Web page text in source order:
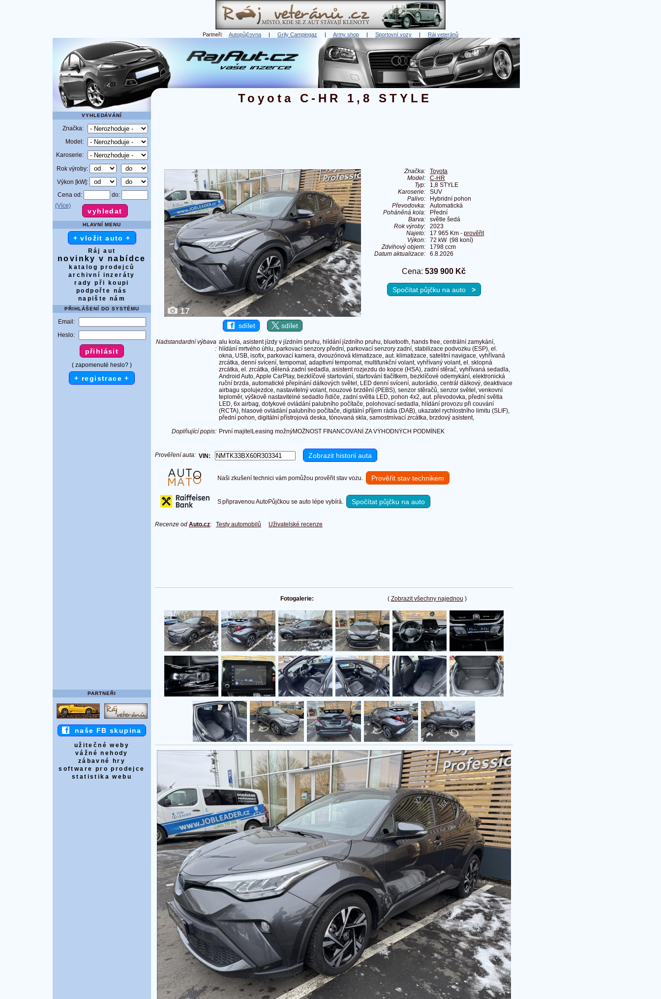
Partneři: Autopůjčovna | Grily Campingaz | Army shop | Sportovní vozy | Ráj veteránů
Toyota C-HR 1,8 STYLE
VYHLEDÁVÁNÍ
Značka:
Model:
Karoserie:
Rok výroby:
Výkon [kW]:
Cena od:
do:
(Více)
HLAVNÍ MENU
+ vložit auto +
Ráj aut
novinky v nabídce
katalog prodejců
archivní inzeráty
rady při koupi
podpořte nás
napište nám
PŘIHLÁŠENÍ DO SYSTÉMU
Email:
Heslo:
( zapomenuté heslo? )
+ registrace +
PARTNEŘI
naše FB skupina
užitečné weby
vážné nehody
zábavné hry
software pro prodejce
statistika webu
17
sdílet sdílet
Značka:
Toyota
Model:
C-HR
Typ:
1,8 STYLE
Karoserie:
SUV
Palivo:
Hybridní pohon
Převodovka:
Automatická
Poháněná kola:
Přední
Barva:
světle šedá
Rok výroby:
2023
Najeto:
17 965 Km - prověřit
Výkon:
72 kW (98 koní)
Zdvihový objem:
1798 ccm
Datum aktualizace:
6.8.2026
Cena: 539 900 Kč
Spočítat půjčku na auto >
Nadstandardní výbava
:
alu kola, asistent jízdy v jízdním pruhu, hlídání jízdního pruhu, bluetooth, hands free, centrální zamykání,
hlídání mrtvého úhlu, parkovací senzory přední, parkovací senzory zadní, stabilizace podvozku (ESP), el.
okna, USB, isofix, parkovací kamera, dvouzónová klimatizace, aut. klimatizace, satelitní navigace, vyhřívaná
zrcátka, denní svícení, tempomat, adaptivní tempomat, multifunkční volant, vyhřívaný volant, el. sklopná
zrcátka, el. zrcátka, dělená zadní sedadla, asistent rozjezdu do kopce (HSA), zadní stěrač, vyhřívaná sedadla,
Android Auto, Apple CarPlay, bezklíčové startování, startování tlačítkem, bezklíčové odemykání, elektronická
ruční brzda, automatické přepínání dálkových světel, LED denní svícení, autorádio, centrál dálkový, deaktivace
airbagu spolujezdce, nastavitelný volant, nouzové brzdění (PEBS), senzor stěračů, senzor světel, venkovní
teploměr, výškově nastavitelné sedadlo řidiče, zadní světla LED, pohon 4x2, aut. převodovka, přední světla
LED, 6x airbag, dotykové ovládání palubního počítače, polohovací sedadla, hlídání provozu při couvání
(RCTA), hlasové ovládání palubního počítače, digitální příjem rádia (DAB), ukazatel rychlostního limitu (SLIF),
přední pohon, digitální přístrojová deska, tónovaná skla, samostmívací zrcátka, brzdový asistent,
Doplňující popis: První majitelLeasing možnýMOŽNOST FINANCOVÁNÍ ZA VÝHODNÝCH PODMÍNEK
Prověření auta: VIN:
Naši zkušení technici vám pomůžou prověřit stav vozu. Prověřit stav technikem
S připravenou AutoPůjčkou se auto lépe vybírá. Spočítat půjčku na auto
Recenze od Auto.cz: Testy automobilů Uživatelské recenze
( Zobrazit všechny najednou )
Fotogalerie: